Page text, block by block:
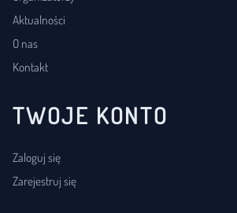
Aktualności
O nas
Kontakt
TWOJE KONTO
Zaloguj się
Zarejestruj się